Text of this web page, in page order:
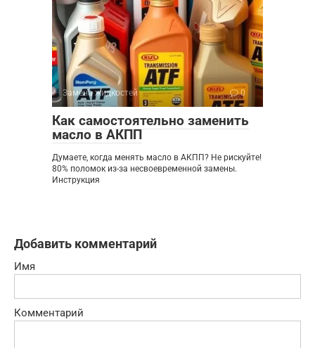
Замена жидкостей 0
Как самостоятельно заменить
масло в АКПП
Думаете, когда менять масло в АКПП? Не рискуйте!
80% поломок из-за несвоевременной замены.
Инструкция
Добавить комментарий
Имя
Комментарий